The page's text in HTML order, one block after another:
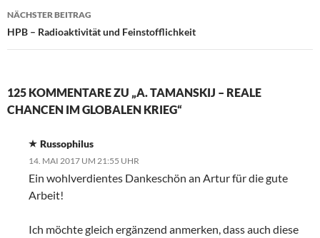
NÄCHSTER BEITRAG
HPB – Radioaktivität und Feinstofflichkeit
125 KOMMENTARE ZU „A. TAMANSKIJ – REALE
CHANCEN IM GLOBALEN KRIEG“
Russophilus
14. MAI 2017 UM 21:55 UHR
Ein wohlverdientes Dankeschön an Artur für die gute
Arbeit!
Ich möchte gleich ergänzend anmerken, dass auch diese